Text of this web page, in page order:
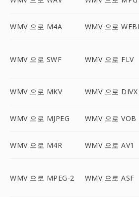
WMV 으로 M4A WMV 으로
WMV 으로 SWF WMV 으로 FLV
WMV 으로 MKV WMV 으로 DIVX
WMV 으로 MJPEG WMV 으로 VOB
WMV 으로 M4R WMV 으로 AV1
WMV 으로 MPEG-2 WMV 으로 ASF